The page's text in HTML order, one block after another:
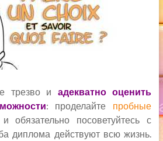
трезво и адекватно оценить
: проделайте пробные
и обязательно посоветуйтесь с
диплома действуют всю жизнь.